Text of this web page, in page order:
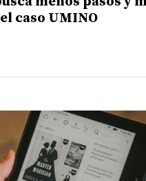
caso UMINO